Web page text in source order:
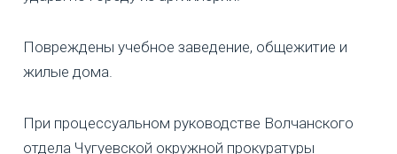
Повреждены учебное заведение, общежитие и
жилые дома.
При процессуальном руководстве Волчанского
отдела Чугуевской окружной прокуратуры